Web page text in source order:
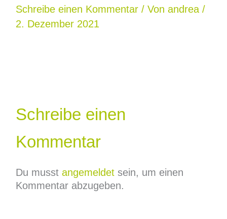
Schreibe einen Kommentar / Von andrea /
2. Dezember 2021
Schreibe einen
Kommentar
Du musst angemeldetsein, um einen
Kommentar abzugeben.